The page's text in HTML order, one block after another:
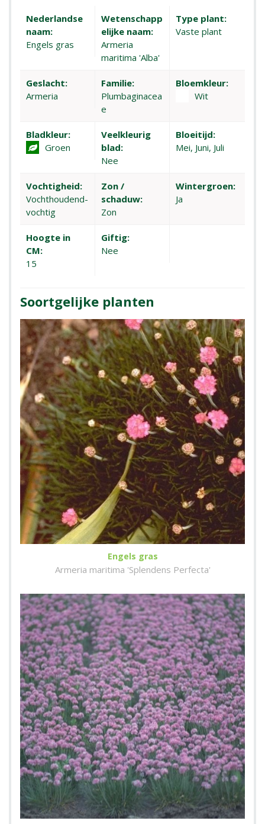
Nederlandse
naam:
Engels gras
Wetenschapp
elijke naam:
Armeria
maritima 'Alba'
Type plant:
Vaste plant
Geslacht:
Armeria
Familie:
Plumbaginacea
e
Bloemkleur:
Wit
Bladkleur:
Groen
Veelkleurig
blad:
Nee
Bloeitijd:
Mei, Juni, Juli
Vochtigheid:
Vochthoudend-
vochtig
Zon /
schaduw:
Zon
Wintergroen:
Ja
Hoogte in
CM:
15
Giftig:
Nee
Soortgelijke planten
Engels gras
Armeria maritima 'Splendens Perfecta'